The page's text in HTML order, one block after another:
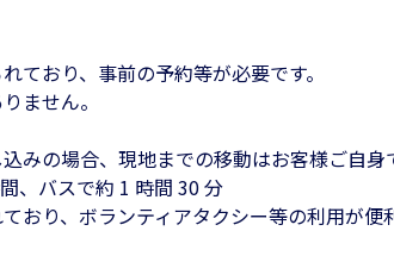
ており、事前の予約等が必要です。
ません。
みの場合、現地までの移動はお客様ご自身
、バスで約 1 時間 30 分
おり、ボランティアタクシー等の利用が便